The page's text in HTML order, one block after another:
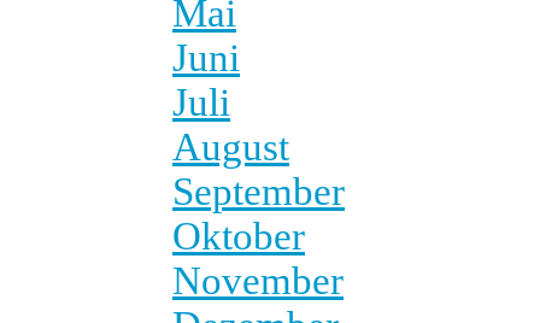
Mai
Juni
Juli
August
September
Oktober
November